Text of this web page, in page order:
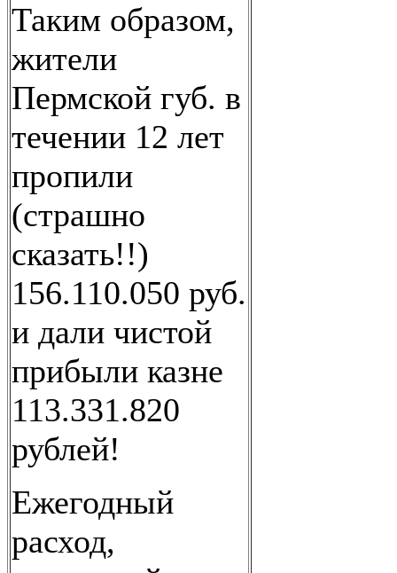
Таким образом,
жители
Пермской губ. в
течении 12 лет
пропили
(страшно
сказать!!)
156.110.050 руб.
и дали чистой
прибыли казне
113.331.820
рублей!
Ежегодный
расход,